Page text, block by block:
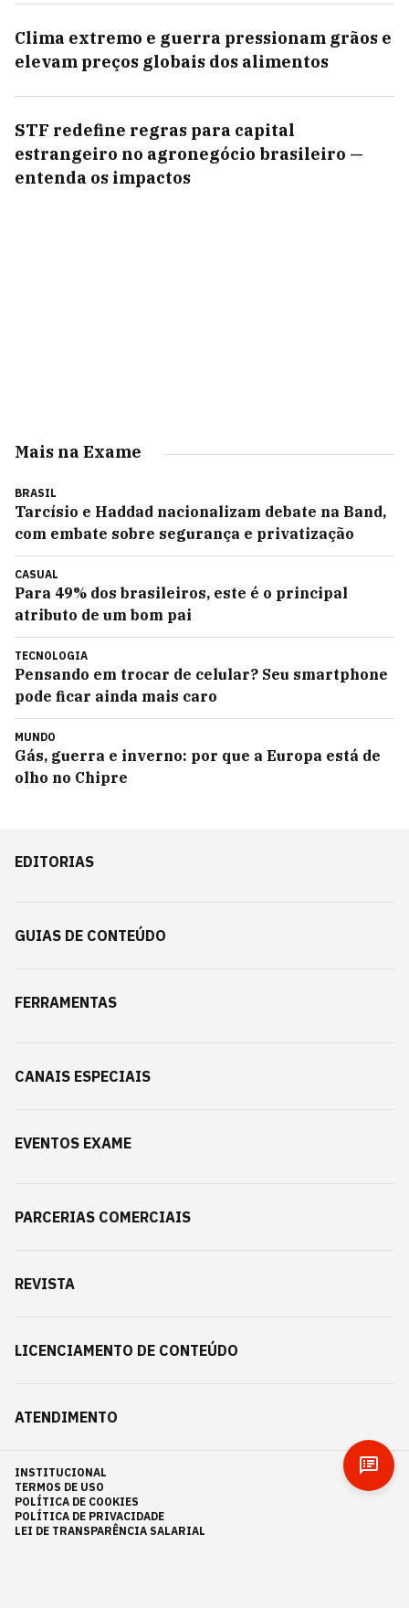
Clima extremo e guerra pressionam grãos e
elevam preços globais dos alimentos
STF redefine regras para capital
estrangeiro no agronegócio brasileiro —
entenda os impactos
Mais na Exame
BRASIL
Tarcísio e Haddad nacionalizam debate na Band,
com embate sobre segurança e privatização
CASUAL
Para 49% dos brasileiros, este é o principal
atributo de um bom pai
TECNOLOGIA
Pensando em trocar de celular? Seu smartphone
pode ficar ainda mais caro
MUNDO
Gás, guerra e inverno: por que a Europa está de
olho no Chipre
EDITORIAS
GUIAS DE CONTEÚDO
FERRAMENTAS
CANAIS ESPECIAIS
EVENTOS EXAME
PARCERIAS COMERCIAIS
REVISTA
LICENCIAMENTO DE CONTEÚDO
ATENDIMENTO
INSTITUCIONAL
TERMOS DE USO
POLÍTICA DE COOKIES
POLÍTICA DE PRIVACIDADE
LEI DE TRANSPARÊNCIA SALARIAL